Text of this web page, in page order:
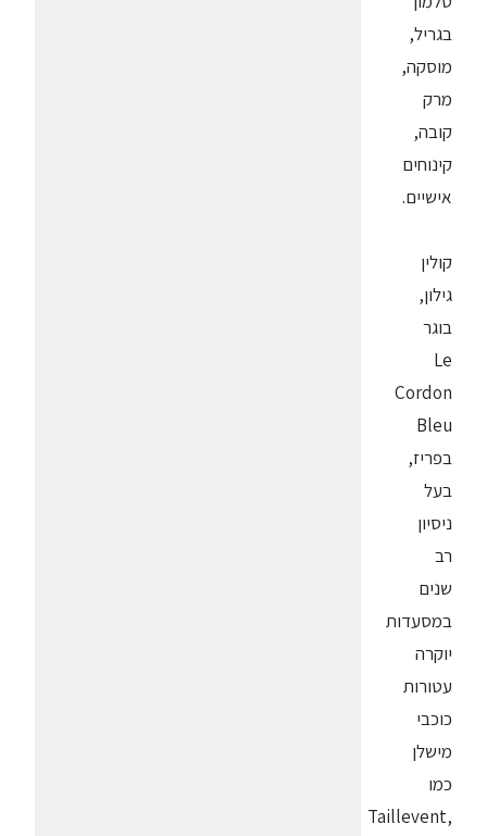
בגריל,
מוסקה,
מרק
קובה,
קינוחים
אישיים.
קולין
גילון,
בוגר
Le
Cordon
Bleu
בפריז,
בעל
ניסיון
רב
שנים
במסעדות
יוקרה
עטורות
כוכבי
מישלן
כמו
Taillevent,